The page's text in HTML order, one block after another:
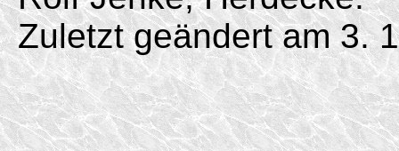
Zuletzt geändert am 3.